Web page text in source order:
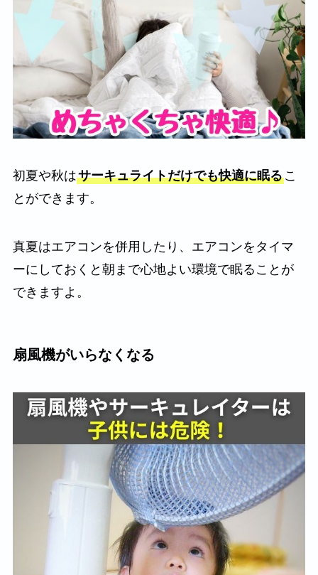
初夏や秋はサーキュライトだけでも快適に眠るこ
とができます。
真夏はエアコンを併用したり、エアコンをタイマ
ーにしておくと朝まで心地よい環境で眠ることが
できますよ。
扇風機がいらなくなる